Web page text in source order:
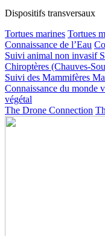
Dispositifs transversaux
Tortues marines Tortues
Connaissance de l’Eau
Suivi animal non invasif
Chiroptères (Chauves-
Suivi des Mammifères
Connaissance du monde
végétal
The Drone Connection